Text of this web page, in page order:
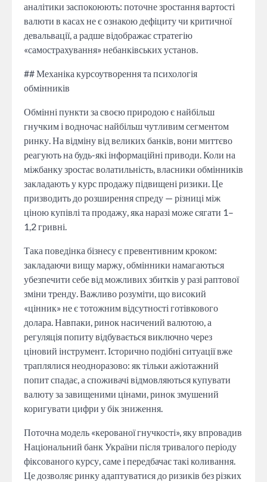
аналітики заспокоюють: поточне зростання вартості
валюти в касах не є ознакою дефіциту чи критичної
девальвації, а радше відображає стратегію
«самострахування» небанківських установ.
## Механіка курсоутворення та психологія
обмінників
Обмінні пункти за своєю природою є найбільш
гнучким і водночас найбільш чутливим сегментом
ринку. На відміну від великих банків, вони миттєво
реагують на будь-які інформаційні приводи. Коли на
міжбанку зростає волатильність, власники обмінників
закладають у курс продажу підвищені ризики. Це
призводить до розширення спреду — різниці між
ціною купівлі та продажу, яка наразі може сягати 1–
1,2 гривні.
Така поведінка бізнесу є превентивним кроком:
закладаючи вищу маржу, обмінники намагаються
убезпечити себе від можливих збитків у разі раптової
зміни тренду. Важливо розуміти, що високий
«цінник» не є тотожним відсутності готівкового
долара. Навпаки, ринок насичений валютою, а
регуляція попиту відбувається виключно через
ціновий інструмент. Історично подібні ситуації вже
траплялися неодноразово: як тільки ажіотажний
попит спадає, а споживачі відмовляються купувати
валюту за завищеними цінами, ринок змушений
коригувати цифри у бік зниження.
Поточна модель «керованої гнучкості», яку впровадив
Національний банк України після тривалого періоду
фіксованого курсу, саме і передбачає такі коливання.
Це дозволяє ринку адаптуватися до ризиків без різких